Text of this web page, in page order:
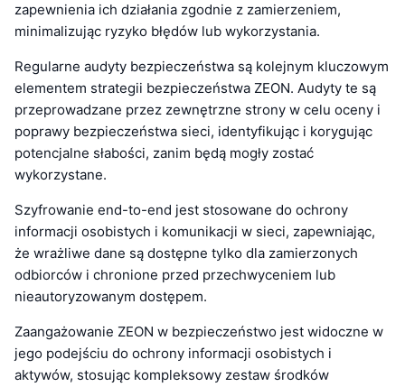
zapewnienia ich działania zgodnie z zamierzeniem,
minimalizując ryzyko błędów lub wykorzystania.
Regularne audyty bezpieczeństwa są kolejnym kluczowym
elementem strategii bezpieczeństwa ZEON. Audyty te są
przeprowadzane przez zewnętrzne strony w celu oceny i
poprawy bezpieczeństwa sieci, identyfikując i korygując
potencjalne słabości, zanim będą mogły zostać
wykorzystane.
Szyfrowanie end-to-end jest stosowane do ochrony
informacji osobistych i komunikacji w sieci, zapewniając,
że wrażliwe dane są dostępne tylko dla zamierzonych
odbiorców i chronione przed przechwyceniem lub
nieautoryzowanym dostępem.
Zaangażowanie ZEON w bezpieczeństwo jest widoczne w
jego podejściu do ochrony informacji osobistych i
aktywów, stosując kompleksowy zestaw środków